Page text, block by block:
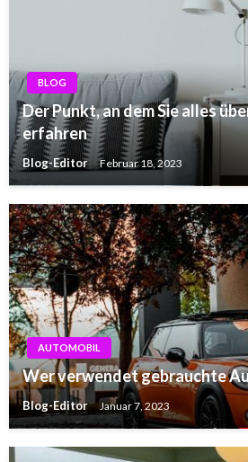
BLOG
Der Punkt, an dem Sie alles
erfahren
Blog-Editor Februar 18, 2023
AUTOMOBIL
Wer verwendet gebrauchte
Blog-Editor Januar 7, 2023